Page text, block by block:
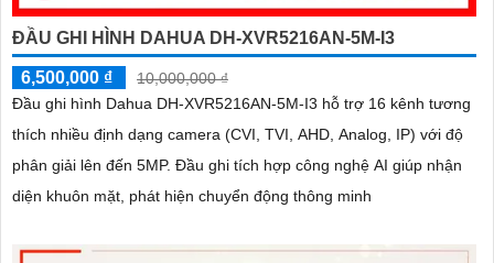
ĐẦU GHI HÌNH DAHUA DH-XVR5216AN-5M-I3
6,500,000 ₫
10,000,000 ₫
Đầu ghi hình Dahua DH-XVR5216AN-5M-I3 hỗ trợ 16 kênh tương
thích nhiều định dạng camera (CVI, TVI, AHD, Analog, IP) với độ
phân giải lên đến 5MP. Đầu ghi tích hợp công nghệ AI giúp nhận
diện khuôn mặt, phát hiện chuyển động thông minh